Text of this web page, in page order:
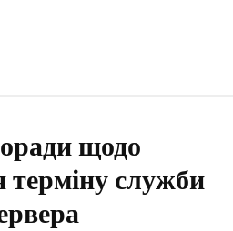
щодо
терміну служби